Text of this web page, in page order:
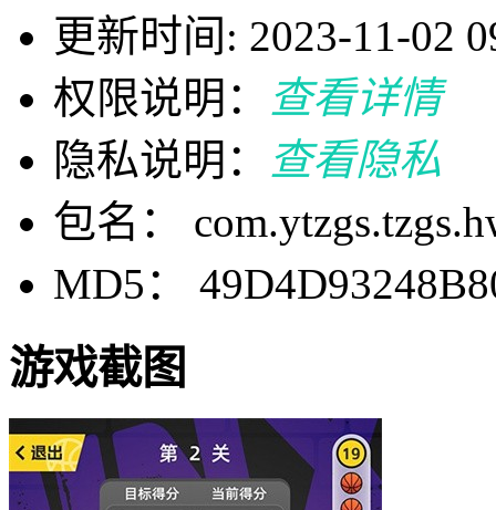
更新时间: 2023-11-02
权限说明：
查看详情
隐私说明：
查看隐私
包名：
MD5：
游戏截图